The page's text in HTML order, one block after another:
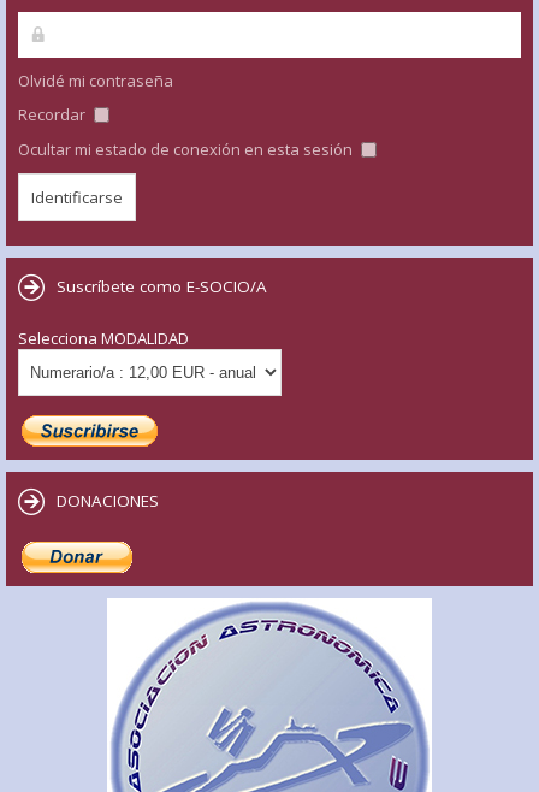
Olvidé mi contraseña
Recordar
Ocultar mi estado de conexión en esta sesión
Suscríbete como E-SOCIO/A
Selecciona MODALIDAD
DONACIONES